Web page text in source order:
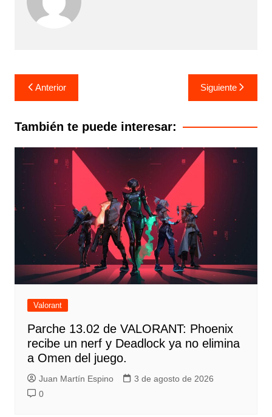
Navegación
de
entradas
Anterior Siguiente
También te puede interesar:
Valorant
Parche 13.02 de VALORANT: Phoenix
recibe un nerf y Deadlock ya no elimina
a Omen del juego.
Juan Martín Espino
3 de agosto de 2026
0